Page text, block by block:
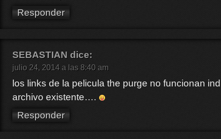
Responder
SEBASTIAN dice:
julio 24, 2014 a las 8:40 am
los links de la pelicula the purge no funcionan
archivo existente….
Responder